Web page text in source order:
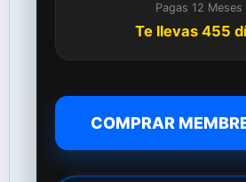
Pagas 12 Meses
Te llevas 455
COMPRAR